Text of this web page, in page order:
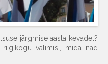
järgmise aasta kevadel?
valimisi, mida nad